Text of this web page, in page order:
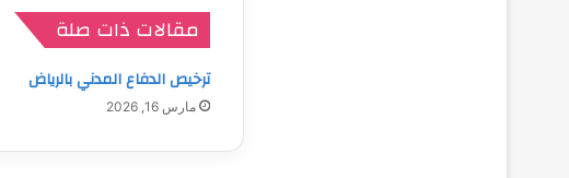
مقالات ذات صلة
ترخيص الدفاع المدني بالرياض
مارس 16, 2026